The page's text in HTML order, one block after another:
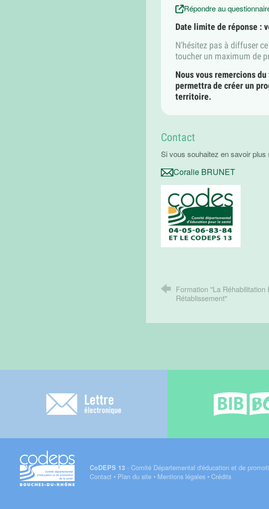
Répondre au
Date limite de réponse :
N'hésitez pas à diffuser
toucher un maximum de
Nous vous remercions
permettra de créer un
territoire.
Contact
Si vous souhaitez en savoir plus
Coralie BRUNET
Formation "La
Rétablissement"
CoDEPS 13 - Comité Départemental d'éducation et de
Contact • Plan du site • Mentions légales •Crédits